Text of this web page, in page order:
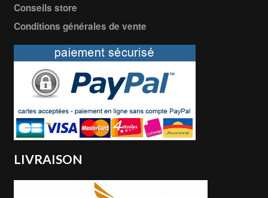
Conseils store
Conditions générales de vente
LIVRAISON